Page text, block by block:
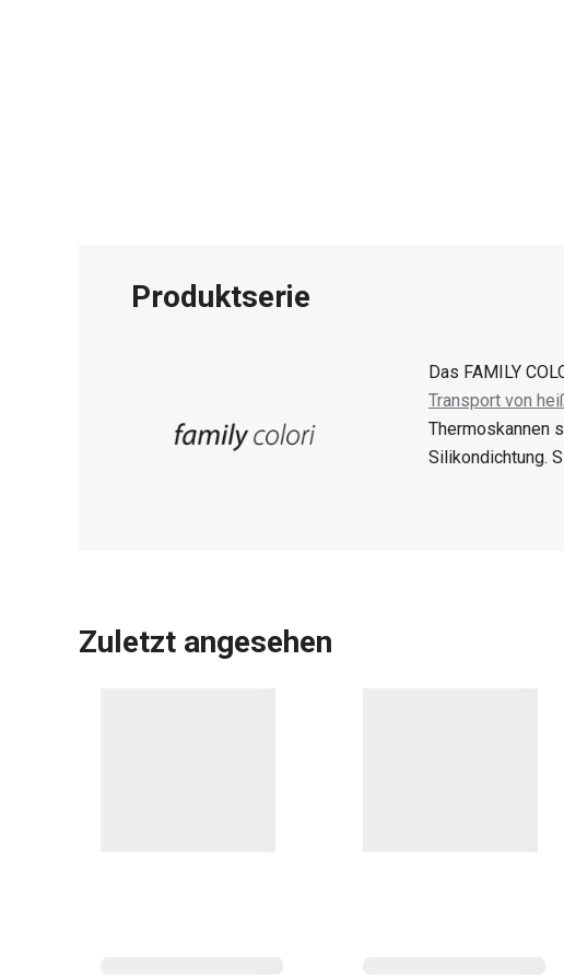
Produktserie
Das FAMILY
Transport von
Thermoskannen
Silikondichtung.
Zuletzt angesehen